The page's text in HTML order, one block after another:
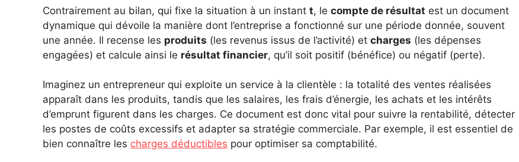
Contrairement au bilan, qui fixe la situation à un instant t, le compte de résultat est un document
dynamique qui dévoile la manière dont l’entreprise a fonctionné sur une période donnée, souvent
une année. Il recense les produits (les revenus issus de l’activité) et charges (les dépenses
engagées) et calcule ainsi le résultat financier, qu’il soit positif (bénéfice) ou négatif (perte).
Imaginez un entrepreneur qui exploite un service à la clientèle : la totalité des ventes réalisées
apparaît dans les produits, tandis que les salaires, les frais d’énergie, les achats et les intérêts
d’emprunt figurent dans les charges. Ce document est donc vital pour suivre la rentabilité, détecter
les postes de coûts excessifs et adapter sa stratégie commerciale. Par exemple, il est essentiel de
bien connaître les charges déductibles pour optimiser sa comptabilité.